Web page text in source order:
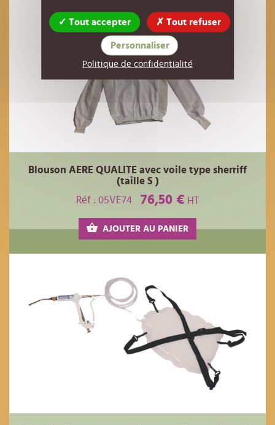
Blouson AERE QUALITE avec voile type sherriff
(taille S )
Réf : 05VE74
76,50 € HT
AJOUTER AU PANIER
Tout accepter Tout refuser
Personnaliser
Politique de confidentialité